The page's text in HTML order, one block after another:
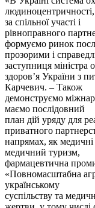
за спільної участі і
рівноправного
формуємо ринок
прозорими і
заступниця міністра
здоров’я України з
Карчевич. – Також
демонструємо
маємо послідовний
план дій уряду для
приватного
напрямах, як
медичний туризм,
фармацевтична
«Повномасштабна
українському
суспільству та